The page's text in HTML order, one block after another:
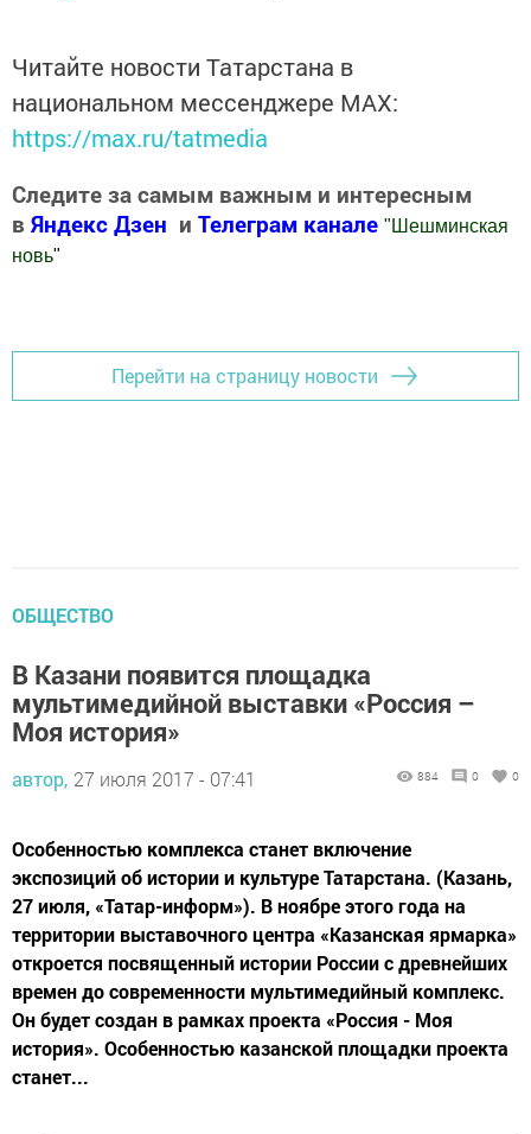
Читайте новости Татарстана в
национальном мессенджере MАХ:
https://max.ru/tatmedia
Следите за самым важным и интересным
в Яндекс Дзен и Телеграм канале " Шешминская
новь"
Перейти на страницу новости
ОБЩЕСТВО
В Казани появится площадка
мультимедийной выставки «Россия –
Моя история»
автор, 27 июля 2017 - 07:41 884 0 0
Особенностью комплекса станет включение
экспозиций об истории и культуре Татарстана. (Казань,
27 июля, «Татар-информ»). В ноябре этого года на
территории выставочного центра «Казанская ярмарка»
откроется посвященный истории России с древнейших
времен до современности мультимедийный комплекс.
Он будет создан в рамках проекта «Россия - Моя
история». Особенностью казанской площадки проекта
станет...